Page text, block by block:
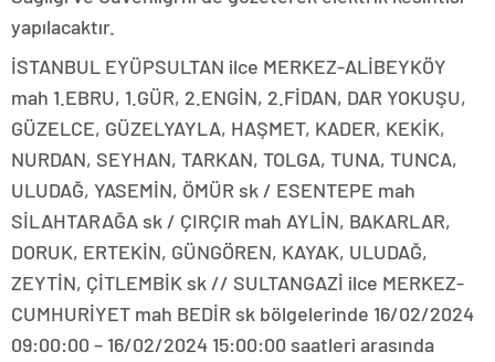
yapılacaktır.
İSTANBUL EYÜPSULTAN ilce MERKEZ-ALİBEYKÖY
mah 1.EBRU, 1.GÜR, 2.ENGİN, 2.FİDAN, DAR YOKUŞU,
GÜZELCE, GÜZELYAYLA, HAŞMET, KADER, KEKİK,
NURDAN, SEYHAN, TARKAN, TOLGA, TUNA, TUNCA,
ULUDAĞ, YASEMİN, ÖMÜR sk / ESENTEPE mah
SİLAHTARAĞA sk / ÇIRÇIR mah AYLİN, BAKARLAR,
DORUK, ERTEKİN, GÜNGÖREN, KAYAK, ULUDAĞ,
ZEYTİN, ÇİTLEMBİK sk // SULTANGAZİ ilce MERKEZ-
CUMHURİYET mah BEDİR sk bölgelerinde 16/02/2024
09:00:00 – 16/02/2024 15:00:00 saatleri arasında